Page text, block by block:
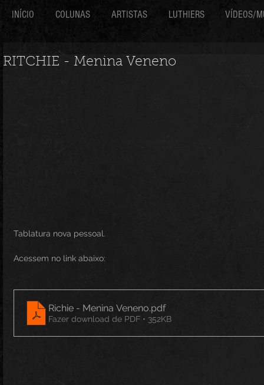
INÍCIO COLUNAS ARTISTAS LUTHIERS VÍDEOS/
RITCHIE - Menina Veneno
Tablatura nova pessoal.
Acessem no link abaixo:
Richie - Menina Veneno.pdf
Fazer download de PDF • 352KB